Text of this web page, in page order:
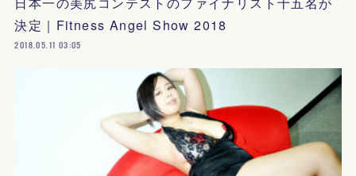
決定｜Fitness Angel Show 2018
2018.05.11 03:05